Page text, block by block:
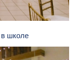
в школе